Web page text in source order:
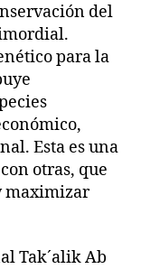
del
para la
Esta es una
otras, que
maximizar
Tak´alik Ab